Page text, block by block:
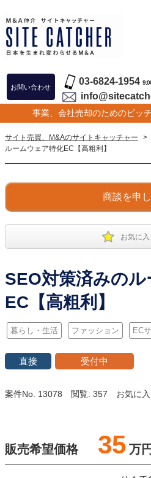
お問い合わせ
03-6824-1954
事業、会社売却のためのピッ
サイト売買、M&Aのサイトキャッチャー >
ルームウェア特化EC【高粗利】
商談を申
お気に
SEO対策済みの
EC【高粗利】
暮らし・生活 ファッション EC
直接 受付中
案件No. 13078 閲覧: 357 お気に
販売希望価格 35 万円